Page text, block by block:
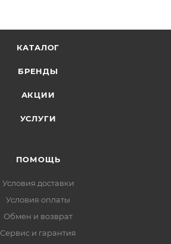
КАТАЛОГ
БРЕНДЫ
АКЦИИ
УСЛУГИ
ПОМОЩЬ
Условия доставки
Условия оплаты
Обмен и возврат
Сервис и гарантия